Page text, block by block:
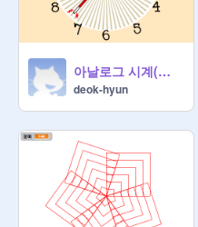
아날로그 시계(업그레이드)
deok-hyun